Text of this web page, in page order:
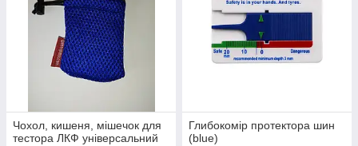
Чохол, кишеня, мішечок для
тестора ЛКФ універсальний
Глибокомір протектора шин
(blue)